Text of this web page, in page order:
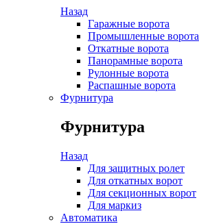
Назад
Гаражные ворота
Промышленные ворота
Откатные ворота
Панорамные ворота
Рулонные ворота
Распашные ворота
Фурнитура
Фурнитура
Назад
Для защитных ролет
Для откатных ворот
Для секционных ворот
Для маркиз
Автоматика